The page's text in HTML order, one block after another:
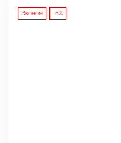
Эконом -5%